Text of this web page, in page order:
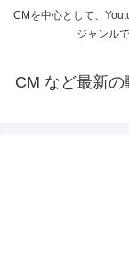
CMを中心として、
ジャンル
CM など最新